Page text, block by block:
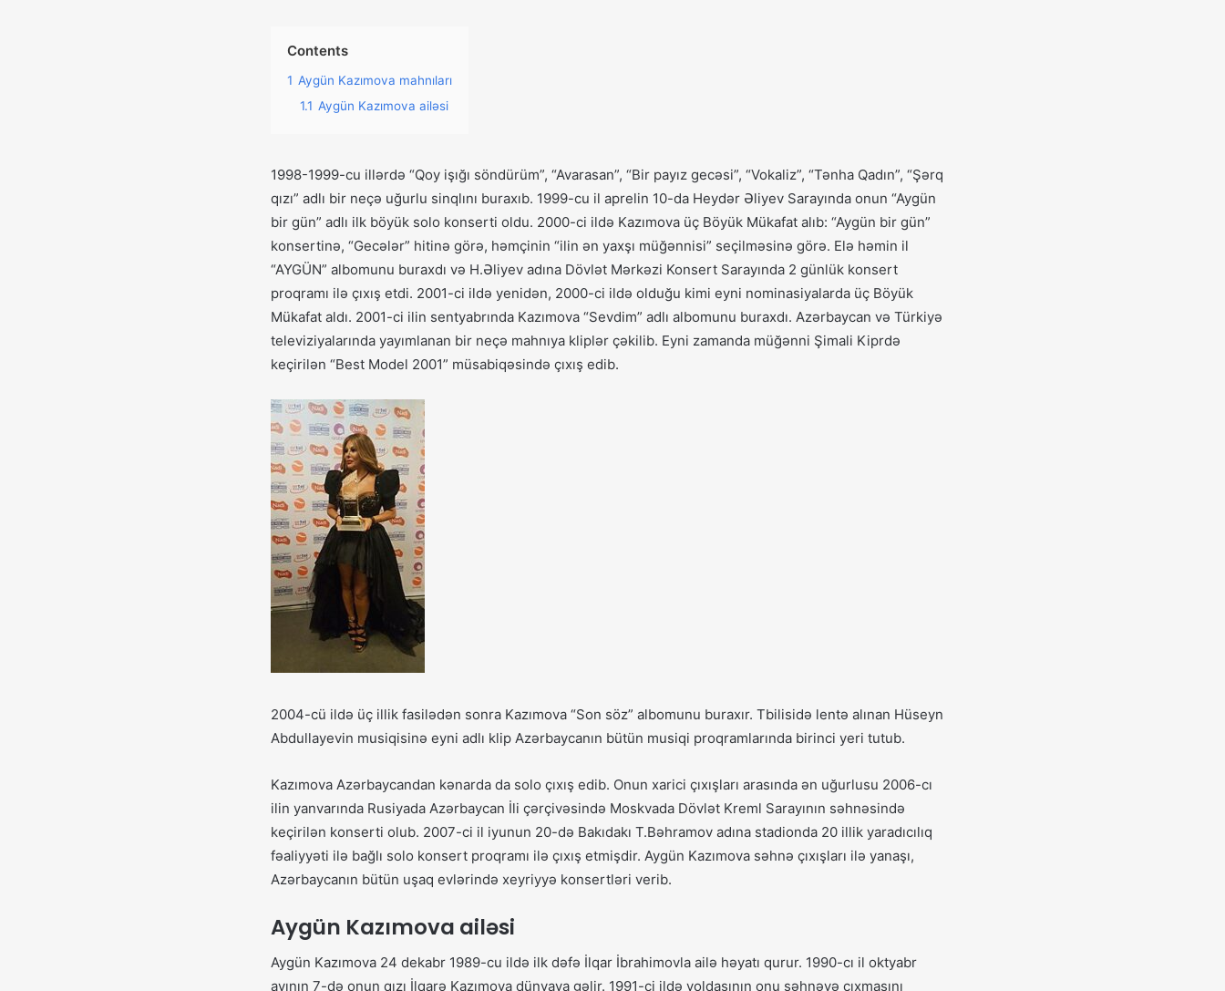
Contents
1 Aygün Kazımova mahnıları
1.1 Aygün Kazımova ailəsi
1998-1999-cu illərdə “Qoy işığı söndürüm”, “Avarasan”, “Bir payız gecəsi”, “Vokaliz”, “Tənha Qadın”, “Şərq
qızı” adlı bir neçə uğurlu sinqlını buraxıb. 1999-cu il aprelin 10-da Heydər Əliyev Sarayında onun “Aygün
bir gün” adlı ilk böyük solo konserti oldu. 2000-ci ildə Kazımova üç Böyük Mükafat alıb: “Aygün bir gün”
konsertinə, “Gecələr” hitinə görə, həmçinin “ilin ən yaxşı müğənnisi” seçilməsinə görə. Elə həmin il
“AYGÜN” albomunu buraxdı və H.Əliyev adına Dövlət Mərkəzi Konsert Sarayında 2 günlük konsert
proqramı ilə çıxış etdi. 2001-ci ildə yenidən, 2000-ci ildə olduğu kimi eyni nominasiyalarda üç Böyük
Mükafat aldı. 2001-ci ilin sentyabrında Kazımova “Sevdim” adlı albomunu buraxdı. Azərbaycan və Türkiyə
televiziyalarında yayımlanan bir neçə mahnıya kliplər çəkilib. Eyni zamanda müğənni Şimali Kiprdə
keçirilən “Best Model 2001” müsabiqəsində çıxış edib.
2004-cü ildə üç illik fasilədən sonra Kazımova “Son söz” albomunu buraxır. Tbilisidə lentə alınan Hüseyn
Abdullayevin musiqisinə eyni adlı klip Azərbaycanın bütün musiqi proqramlarında birinci yeri tutub.
Kazımova Azərbaycandan kənarda da solo çıxış edib. Onun xarici çıxışları arasında ən uğurlusu 2006-cı
ilin yanvarında Rusiyada Azərbaycan İli çərçivəsində Moskvada Dövlət Kreml Sarayının səhnəsində
keçirilən konserti olub. 2007-ci il iyunun 20-də Bakıdakı T.Bəhramov adına stadionda 20 illik yaradıcılıq
fəaliyyəti ilə bağlı solo konsert proqramı ilə çıxış etmişdir. Aygün Kazımova səhnə çıxışları ilə yanaşı,
Azərbaycanın bütün uşaq evlərində xeyriyyə konsertləri verib.
Aygün Kazımova ailəsi
Aygün Kazımova 24 dekabr 1989-cu ildə ilk dəfə İlqar İbrahimovla ailə həyatı qurur. 1990-cı il oktyabr
ayının 7-də onun qızı İlqarə Kazımova dünyaya gəlir. 1991-ci ildə yoldaşının onu səhnəyə çıxmasını